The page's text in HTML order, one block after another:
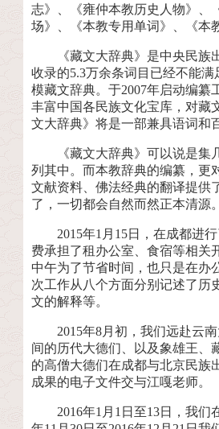
志》、《雍仲本教历史人物》、
场》、《本教专用单词》、《本
《藏文大辞典》是中央民
收录的5.3万余条词目已经不能
模藏文辞典。于2007年启动编
丰富中国各民族文化宝库，对藏
文大辞典》将是一部兼具语词
《藏文大辞典》可以说是
列其中。而本教辞典的编纂，更
文献资料、佛法经典的翻译提供
了，一切都会自然而然正本清源
2015年1月15日，在成都进
费承担了租办公室、食宿等相关
中午为了节省时间，也只是在办
次工作从八个方面分别记述了历
文的解释等。
2015年8月初，我们远赴云
间的历代大德们、以及象雄王、
的高僧大德们在成都与北京民族
成果的电子文件交与江嘎老
2016年1月1日至13日，我